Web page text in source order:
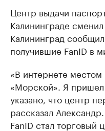
Центр выдачи
Калининграде
Калининград
получившие FanID в
«В интернете
«Морской». Я
указано, что центр
рассказал
FanID стал торговый